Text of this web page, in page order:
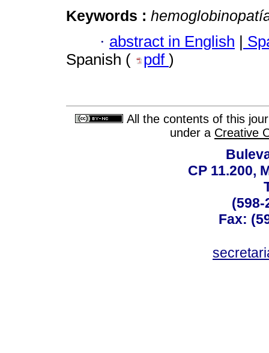
Keywords :
· abstract in English |
Spanish (
pdf )
All the contents of this
under a Creative
CP 11.200,
(598-
Fax: